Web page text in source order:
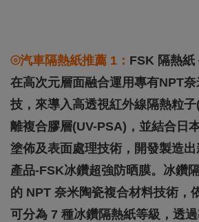
⦾汽車隔熱紙推薦 1： FSK 隔熱紙
在高次元層面融合運用專有NPT
技，來導入高透視紅外線隔熱粒
離複合膠層(UV-PSA)，並結合日
塗佈及表面處理技術，開發製造
產品-FSK冰鑽超強防晒膜。冰鑽
的 NPT 奈米陶瓷複合材料技術，
可分為 7 種冰鑽隔熱紙等級，透